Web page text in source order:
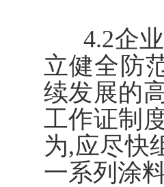
4.2企业
立健全防
续发展的
工作证制
为,应尽快
一系列涂